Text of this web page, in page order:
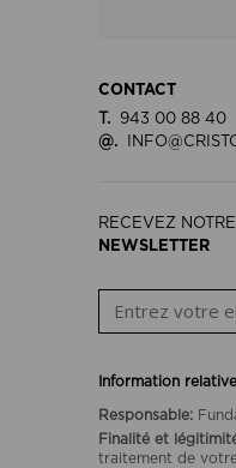
CONTACT
T.
943 00 88 40
@.
RECEVEZ NOTRE
NEWSLETTER
Information
Responsable:
Finalité et
traitement de